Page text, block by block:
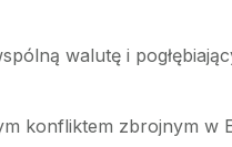
walutę i
konfliktem zbrojnym w